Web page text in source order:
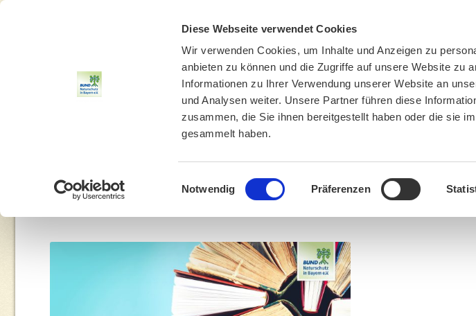
Diese Webseite verwendet Cookies
Wir verwenden Cookies, um Inhalte und Anzeigen zu
anbieten zu können und die Zugriffe auf unsere Website zu
Informationen zu Ihrer Verwendung unserer Website an
und Analysen weiter. Unsere Partner führen diese
zusammen, die Sie ihnen bereitgestellt haben oder die sie
gesammelt haben.
Einwilligungsauswahl
Notwendig Präferenzen
UMWELTBILDUNG UMWELTBERATUNG BN MÜNCHEN MITMACHEN
You are here: Home » podcast » Podcast » Teil 2: Unsere